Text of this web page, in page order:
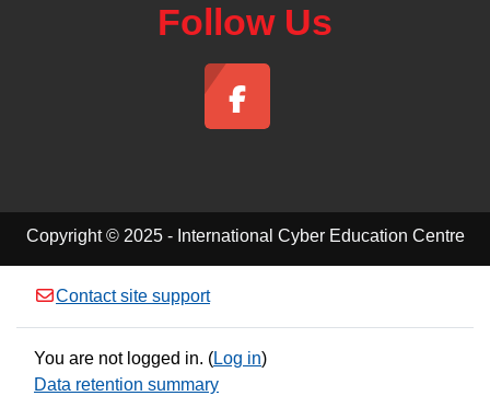
Follow Us
Copyright © 2025 - International Cyber Education Centre
Contact site support
You are not logged in. (Log in)
Data retention summary